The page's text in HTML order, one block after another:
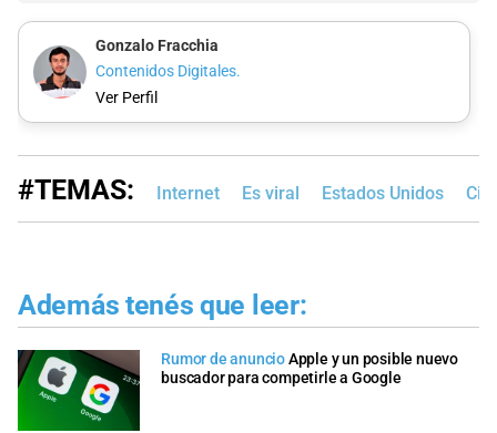
Gonzalo Fracchia
Contenidos Digitales.
Ver Perfil
#TEMAS: Internet Es viral Estados Unidos
Además tenés que leer:
Rumor de anuncioApple y un posible nuevo
buscador para competirle a Google